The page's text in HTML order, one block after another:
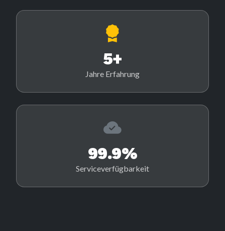
5+
Jahre Erfahrung
99.9%
Serviceverfügbarkeit